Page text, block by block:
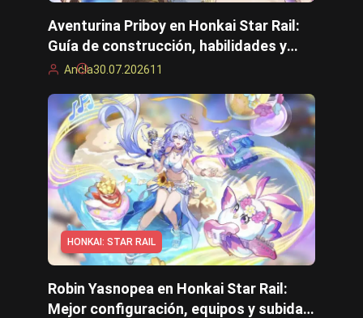
Desierto carmesí
Zona cero sin zen
Kingdom Come: Liberación 2
Path of Exile 2
Olas borrascosas
Roblox
Arknights: Construcciones de Endfield
Construcciones Cyberpunk 2077
Construcciones de Path of Exile 2
Aventurina Priboy en Honkai Star Rail:
Guía de construcción, habilidades y
mejores unidades
Ancla30.07.202611
HONKAI: STAR RAIL
Robin Yasnopea en Honkai Star Rail:
Mejor configuración, equipos y subida